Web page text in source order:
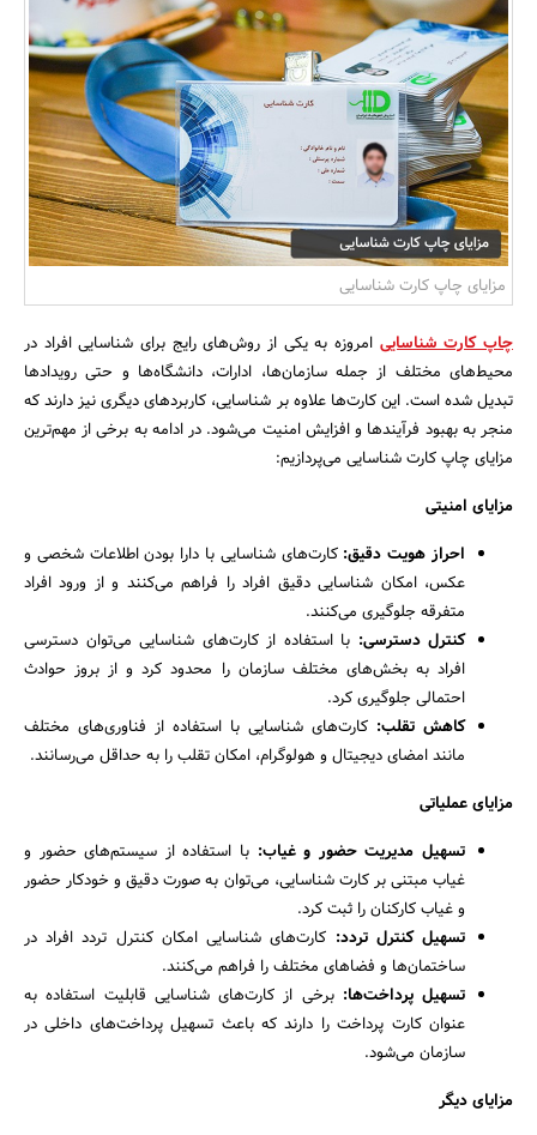
بانک، بیمه و سرمایه
مسکن و ساختمان
مزایای چاپ کارت شناسایی
چاپ کارت شناسایی امروزه به یکی از روش‌های رایج برای شناسایی افراد در
محیط‌های مختلف از جمله سازمان‌ها، ادارات، دانشگاه‌ها و حتی رویدادها
تبدیل شده است. این کارت‌ها علاوه بر شناسایی، کاربردهای دیگری نیز دارند که
منجر به بهبود فرآیندها و افزایش امنیت می‌شود. در ادامه به برخی از مهم‌ترین
مزایای چاپ کارت شناسایی می‌پردازیم:
مزایای امنیتی
احراز هویت دقیق:کارت‌های شناسایی با دارا بودن اطلاعات شخصی و
عکس، امکان شناسایی دقیق افراد را فراهم می‌کنند و از ورود افراد
متفرقه جلوگیری می‌کنند.
کنترل دسترسی: با استفاده از کارت‌های شناسایی می‌توان دسترسی
افراد به بخش‌های مختلف سازمان را محدود کرد و از بروز حوادث
احتمالی جلوگیری کرد.
کاهش تقلب: کارت‌های شناسایی با استفاده از فناوری‌های مختلف
مانند امضای دیجیتال و هولوگرام، امکان تقلب را به حداقل می‌رسانند.
مزایای عملیاتی
تسهیل مدیریت حضور و غیاب: با استفاده از سیستم‌های حضور و
غیاب مبتنی بر کارت شناسایی، می‌توان به صورت دقیق و خودکار حضور
و غیاب کارکنان را ثبت کرد.
تسهیل کنترل تردد: کارت‌های شناسایی امکان کنترل تردد افراد در
ساختمان‌ها و فضاهای مختلف را فراهم می‌کنند.
تسهیل پرداخت‌ها: برخی از کارت‌های شناسایی قابلیت استفاده به
عنوان کارت پرداخت را دارند که باعث تسهیل پرداخت‌های داخلی در
سازمان می‌شود.
مزایای دیگر